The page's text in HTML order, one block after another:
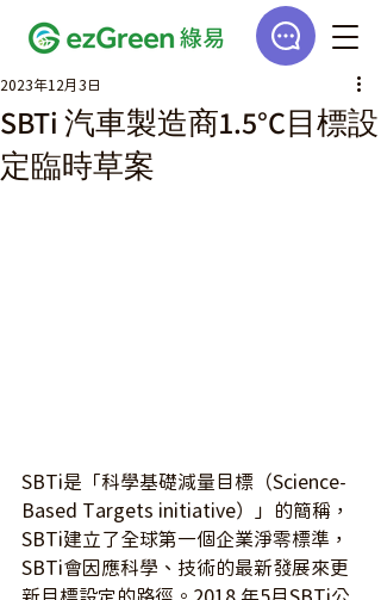
SBTi 汽車製造商1.5°C目標設
定臨時草案
2023年12月3日
SBTi是「科學基礎減量目標（Science-
Based Targets initiative）」的簡稱，
SBTi建立了全球第一個企業淨零標準，
SBTi會因應科學、技術的最新發展來更